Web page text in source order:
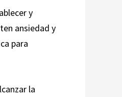
y
ansiedad y
para
la